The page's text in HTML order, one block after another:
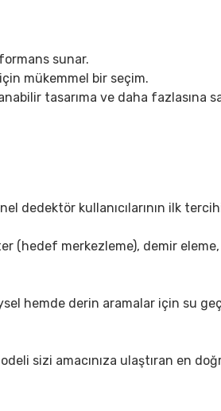
sunar.
mükemmel bir seçim.
tasarıma ve daha fazlasına
dedektör kullanıcılarının ilk
merkezleme), demir eleme,
hemde derin aramalar için su
sizi amacınıza ulaştıran en